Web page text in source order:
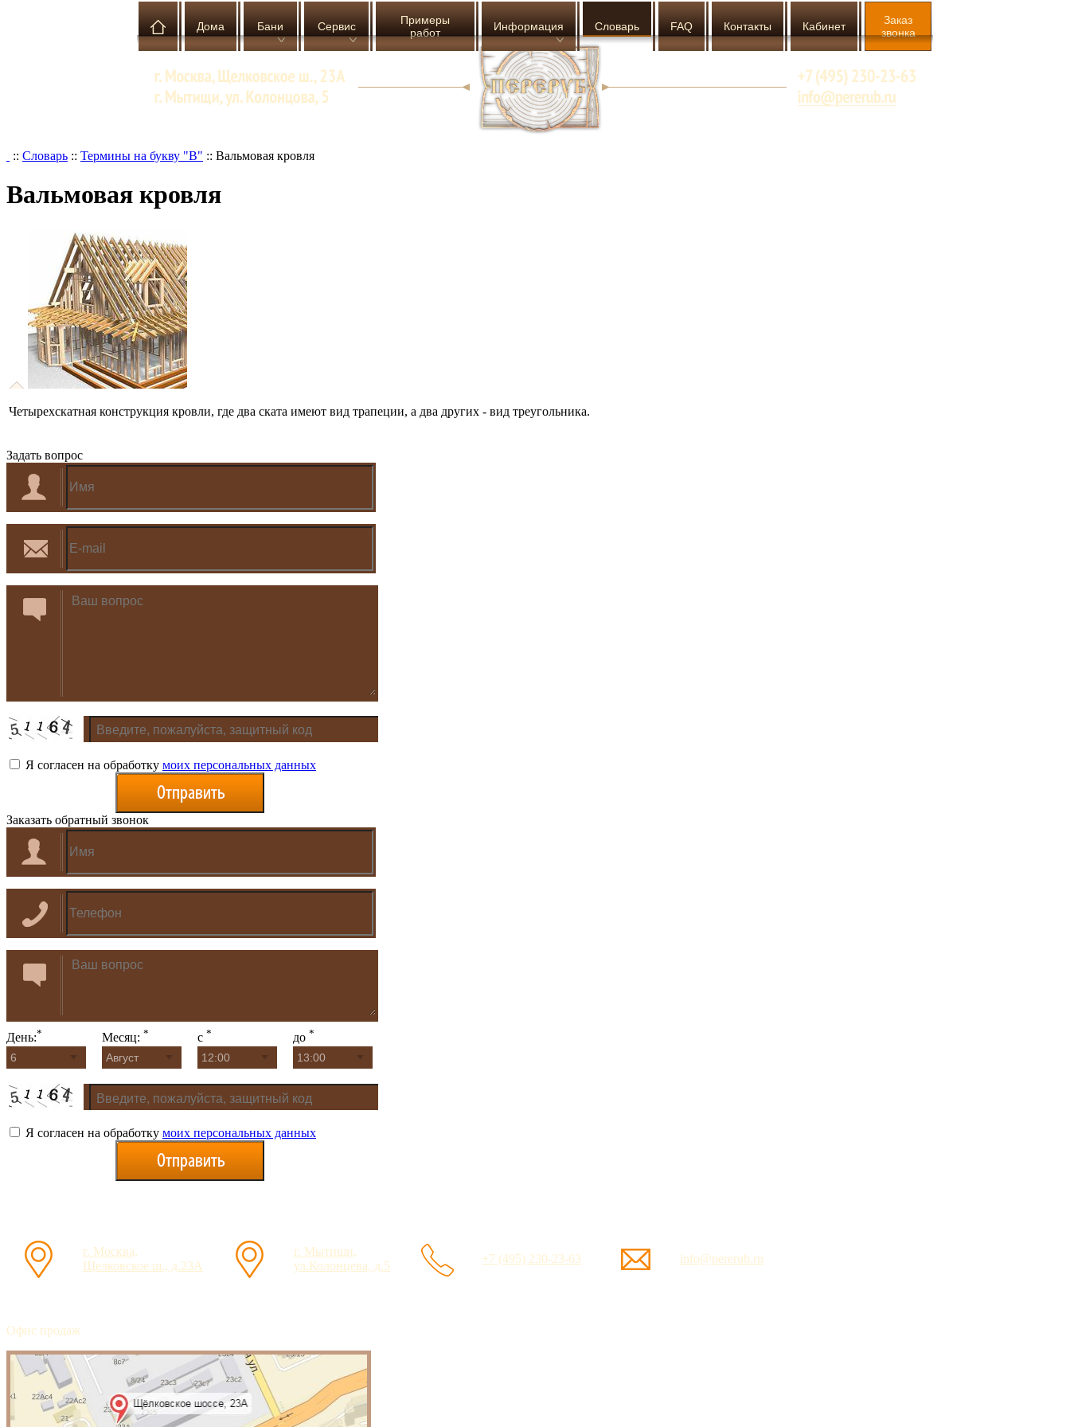
Дома Бани Сервис
Примеры
работ
Информация Словарь FAQ Контакты Кабинет
Заказ
звонка
:: Словарь :: Термины на букву "В" :: Вальмовая кровля
Вальмовая кровля
Четырехскатная конструкция кровли, где два ската имеют вид трапеции, а два других - вид треугольника.
Задать вопрос
Я согласен на обработку моих персональных данных
Заказать обратный звонок
День:* Месяц: * с * до *
Я согласен на обработку моих персональных данных
г. Москва,
Щелковское ш., д.23А
г. Мытищи,
ул.Колонцева, д.5
+7 (495) 230-23-63 info@pererub.ru
Офис продаж